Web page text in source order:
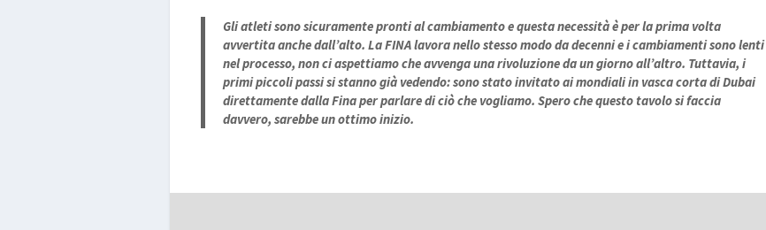
Gli atleti sono sicuramente pronti al cambiamento e questa necessità è per la prima volta
avvertita anche dall’alto. La FINA lavora nello stesso modo da decenni e i cambiamenti sono lenti
nel processo, non ci aspettiamo che avvenga una rivoluzione da un giorno all’altro. Tuttavia, i
primi piccoli passi si stanno già vedendo: sono stato invitato ai mondiali in vasca corta di Dubai
direttamente dalla Fina per parlare di ciò che vogliamo. Spero che questo tavolo si faccia
davvero, sarebbe un ottimo inizio.